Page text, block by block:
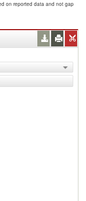
on reported data and not gap